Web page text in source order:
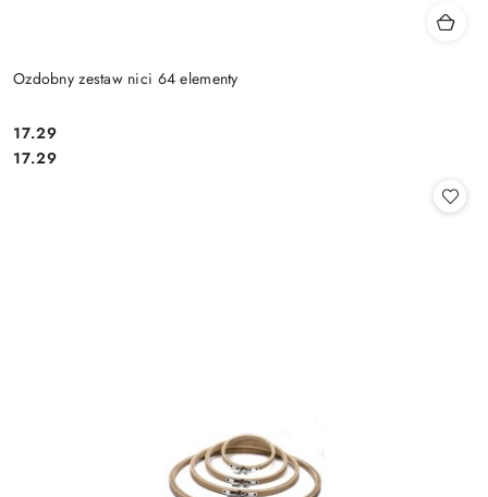
Ozdobny zestaw nici 64 elementy
Cena:
17.29
Cena:
17.29